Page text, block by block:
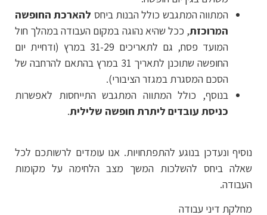
המתווה המתגבש כולל הבנות ביחס להארכת החופשה
המרוכזת, ככל שהיא נהוגה במקום העבודה במהלך חול
המועד פסח, גם לתאריכים 31-29 במרץ (ודחיית יום
החופשה שתוכנן לתאריך 31 במרץ בהתאם להרחבה של
הסכם המסגרת במגזר הציבורי).
בנוסף, כולל המתווה המתגבש התייחסות לאפשרות
כניסת עובדים ליתרת חופשה שלילית.
נוסיף ונעדכן בנוגע להתפתחויות. אנו עומדים לרשותכם לכל
שאלה ביחס להשלכות המשך מצב הלחימה על מקומות
העבודה.
מחלקת דיני עבודה